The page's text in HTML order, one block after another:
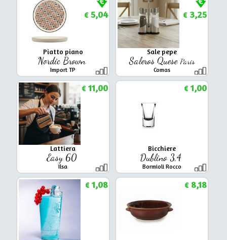
Piatto piano
Nordic Brown
Import TP
€5,04
Sale pepe
Saleros Quese Paris
Comas
€3,25
Lattiera
Easy 60
Ilsa
€11,00
Bicchiere
Dublino 3,4
Bormioli Rocco
€1,00
€1,08 €8,18